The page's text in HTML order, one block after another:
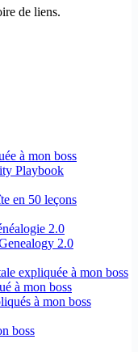
de liens.
à mon boss
Playbook
en 50 leçons
2.0
2.0
expliquée à mon boss
à mon boss
à mon boss
boss